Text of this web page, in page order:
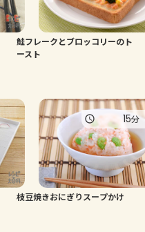
鮭フレークとブロッコリーのト
ースト
枝豆焼きおにぎりスープかけ
15分